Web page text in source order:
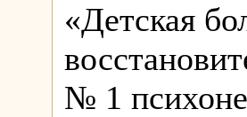
«Детская
№ 1